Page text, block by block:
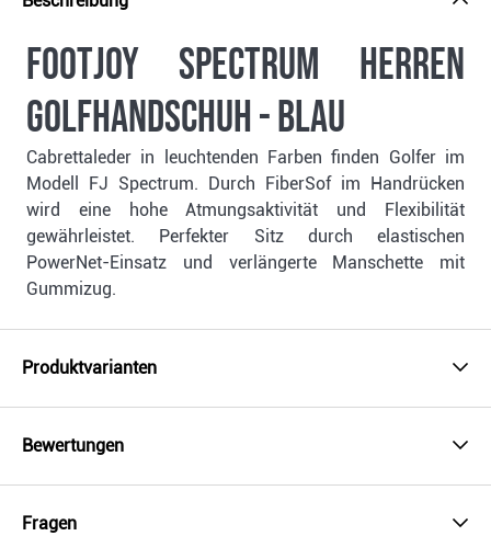
Footjoy Spectrum Herren
Golfhandschuh - blau
Cabrettaleder in leuchtenden Farben finden Golfer im
Modell FJ Spectrum. Durch FiberSof im Handrücken
wird eine hohe Atmungsaktivität und Flexibilität
gewährleistet. Perfekter Sitz durch elastischen
PowerNet-Einsatz und verlängerte Manschette mit
Gummizug.
Produktvarianten
Bewertungen
Fragen